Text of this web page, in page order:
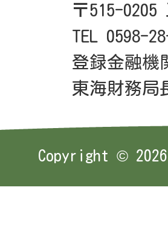
〒515-
TEL 0598-
登録金融
東海財務局
Copyright ©